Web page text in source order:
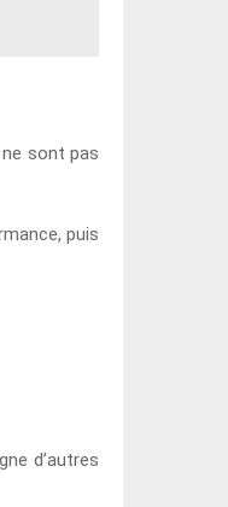
sont pas
puis
d’autres